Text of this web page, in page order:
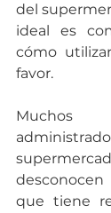
del
ideal es
cómo
favor.
que tiene